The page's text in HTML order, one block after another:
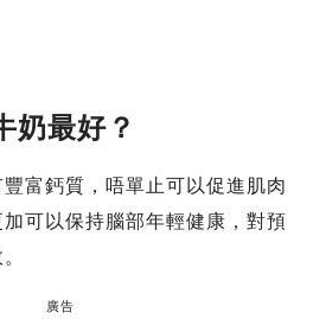
奶最好？
富鈣質，唔單止可以促進肌肉
可以保持腦部年輕健康，對預
廣告